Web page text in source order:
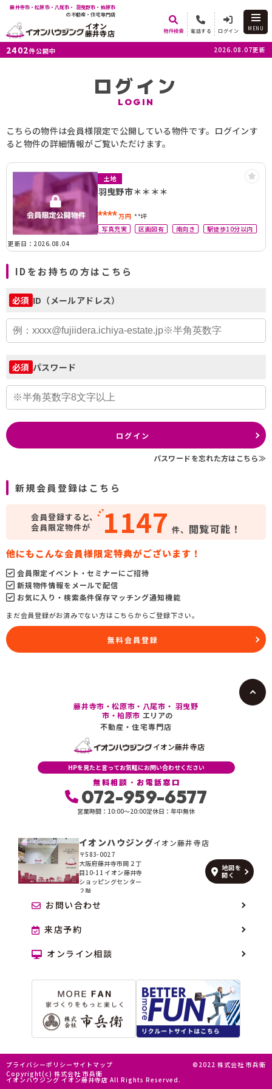
藤井寺市・松原市・八尾市・ 羽曳野市・柏原市
の不動産・住宅専門店
イオン
藤井寺店 物件検索 電話する ログイン MENU
2402件公開中 2026.08.07更新
ログイン
LOGIN
こちらの物件は会員様限定で公開している物件です。ログインす
ると物件の詳細情報がご覧いただけます。
土地
羽曳野市＊＊＊＊
****万円 **坪
写真充実
区画図有 南向き
駅徒歩10分以内
更新日：2026.08.04
IDをお持ちの方はこちら
必須 ID（メールアドレス）
必須 パスワード
ログイン
パスワードを忘れた方はこちら≫
新規会員登録はこちら
会員登録すると、
会員限定物件が
1147 件、 閲覧可能！
他にもこんな会員様限定特典がございます！
会員限定イベント・セミナーにご招待
新規物件情報をメールで配信
お気に入り・検索条件保存マッチング通知機能
まだ会員登録がお済みでない方はこちらからご登録下さい。
無料会員登録
藤井寺市・松原市・八尾市・ 羽曳野
市・柏原市 エリアの
不動産・住宅専門店
イオン藤井寺店
HPを見たと言ってお気軽にお問い合わせください
無料相談・お電話窓口
072-959-6577
営業時間：10:00〜20:00定休日：年中無休
イオンハウジングイオン藤井寺店
〒583-0027
大阪府藤井寺市岡２丁
目10-11 イオン藤井寺
ショッピングセンター
２階
地図を
開く
お問い合わせ
来店予約
オンライン相談
プライバシーポリシー サイトマップ
©2022 株式会社 市兵衛
Copyright(c) 株式会社 市兵衛
イオンハウジング イオン藤井寺店 All Rights Reserved.